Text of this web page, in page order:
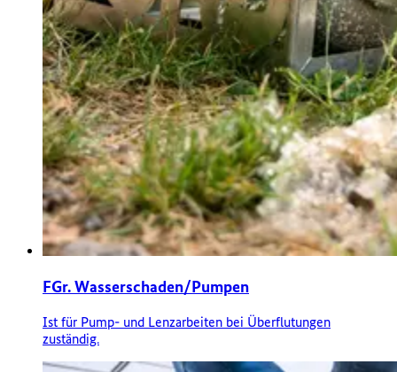
FGr. Wasserschaden/Pumpen
Ist für Pump- und Lenzarbeiten bei Überflutungen
zuständig.